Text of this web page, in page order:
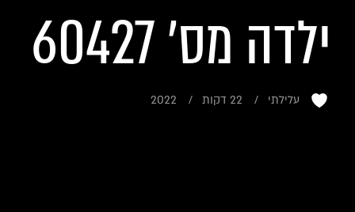
ילדה מס' 60427
עלילתי 22 דקות 2022